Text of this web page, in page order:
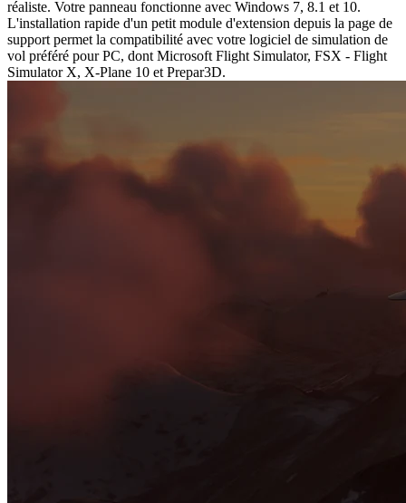
réaliste. Votre panneau fonctionne avec Windows 7, 8.1 et 10.
L'installation rapide d'un petit module d'extension depuis la page de
support permet la compatibilité avec votre logiciel de simulation de
vol préféré pour PC, dont Microsoft Flight Simulator, FSX - Flight
Simulator X, X-Plane 10 et Prepar3D.